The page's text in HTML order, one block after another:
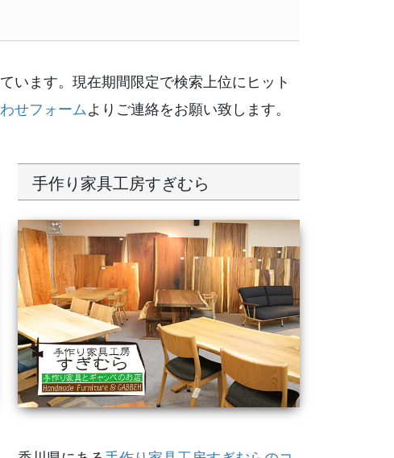
います。現在期間限定で検索上位にヒット
せフォームよりご連絡をお願い致します。
手作り家具工房すぎむら